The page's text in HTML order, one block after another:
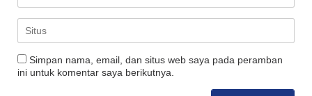
Simpan nama, email, dan situs web saya pada peramban
ini untuk komentar saya berikutnya.